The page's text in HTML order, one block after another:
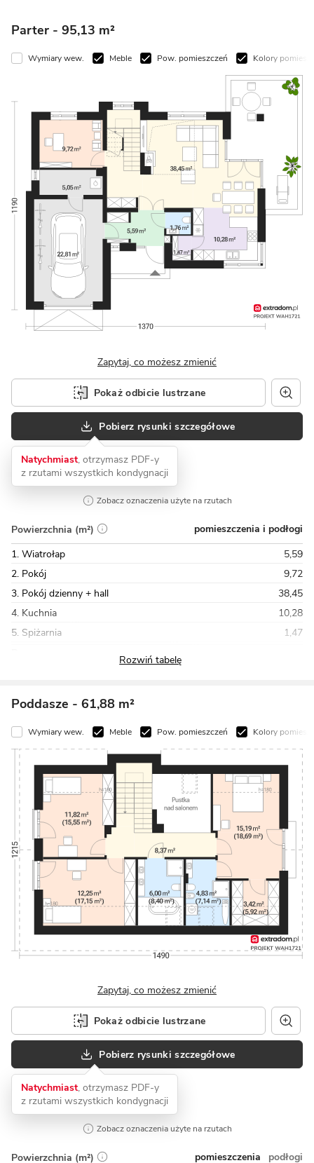
Parter - 95,13 m²
Wymiary wew. Meble Pow. pomieszczeń Kolory
Zapytaj, co możesz zmienić
Pokaż odbicie lustrzane
Pobierz rysunki szczegółowe
Natychmiast, otrzymasz PDF-y
z rzutami wszystkich kondygnacji
Zobacz oznaczenia użyte na rzutach
Powierzchnia (m²)
pomieszczenia i podłogi
1. Wiatrołap
5,59
2. Pokój
9,72
3. Pokój dzienny + hall
38,45
4. Kuchnia
10,28
5. Spiżarnia
1,47
Poddasze - 61,88 m²
Wymiary wew. Meble Pow. pomieszczeń Kolory
Zapytaj, co możesz zmienić
Pokaż odbicie lustrzane
Pobierz rysunki szczegółowe
Natychmiast, otrzymasz PDF-y
z rzutami wszystkich kondygnacji
Zobacz oznaczenia użyte na rzutach
Powierzchnia (m²) pomieszczenia podłogi